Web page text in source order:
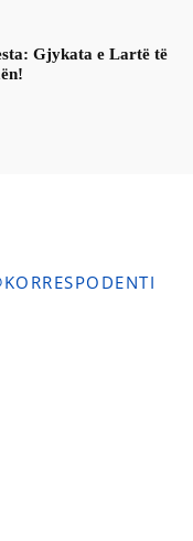
Gjykata e Lartë të